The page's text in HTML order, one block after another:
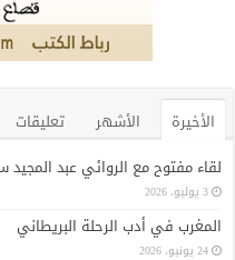
الأخيرة الأشهر تعليقات
لقاء مفتوح مع الروائي عبد
3 يوليو، 2026
المغرب في أدب الرحلة البريطاني
24 يونيو، 2026